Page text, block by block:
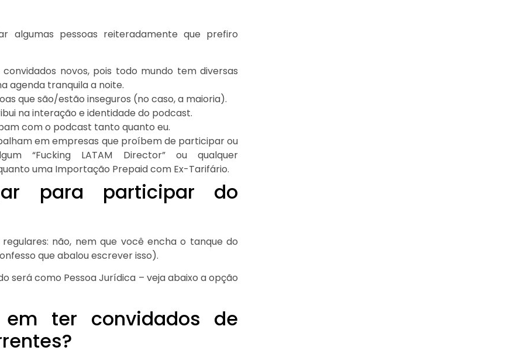
algumas pessoas reiteradamente que prefiro
novos, pois todo mundo tem diversas
agenda tranquila a noite.
que são/estão inseguros (no caso, a maioria).
na interação e identidade do podcast.
com o podcast tanto quanto eu.
em empresas que proíbem de participar ou
“Fucking LATAM Director” ou qualquer
uma Importação Prepaid com Ex-Tarifário.
para participar do
não, nem que você encha o tanque do
que abalou escrever isso).
será como Pessoa Jurídica – veja abaixo a opção
ter convidados de